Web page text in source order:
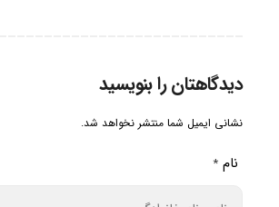
دیدگاهتان را بنویسید
نشانی ایمیل شما منتشر نخواهد شد.
نام *